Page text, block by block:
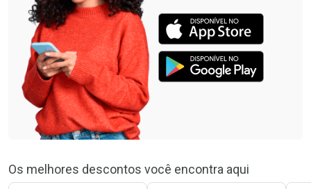
Os melhores descontos você encontra aqui